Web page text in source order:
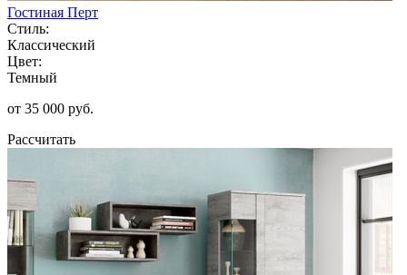
Гостиная Перт
Стиль:
Классический
Цвет:
Темный
от 35 000 руб.
Рассчитать